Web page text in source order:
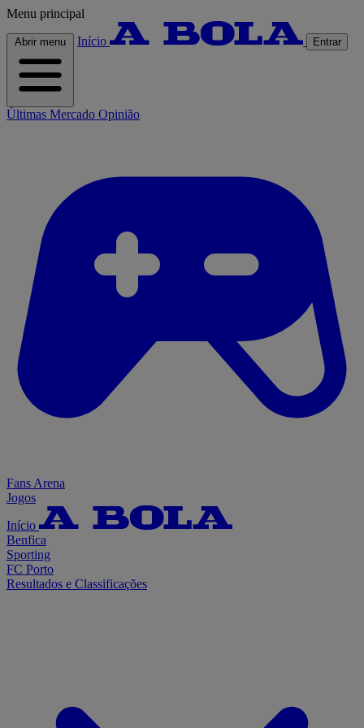
Menu principal
Abrir menu Início Entrar
Últimas Mercado Opinião
Fans Arena
Jogos
Início
Benfica
Sporting
FC Porto
Resultados e Classificações